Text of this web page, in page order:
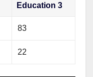
Education 3
83
22